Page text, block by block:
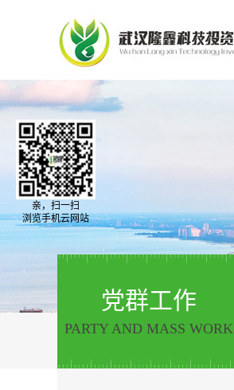
党群工作
PARTY AND MASS WORK
亲，扫一扫
浏览手机云网站